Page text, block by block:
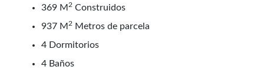
369 M 2 Construidos
937 M 2 Metros de parcela
4 Dormitorios
4 Baños